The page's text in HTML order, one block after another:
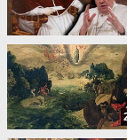
celebrare